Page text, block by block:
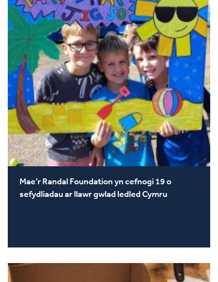
Mae’r Randal Foundation yn cefnogi 19 o
sefydliadau ar llawr gwlad ledled Cymru